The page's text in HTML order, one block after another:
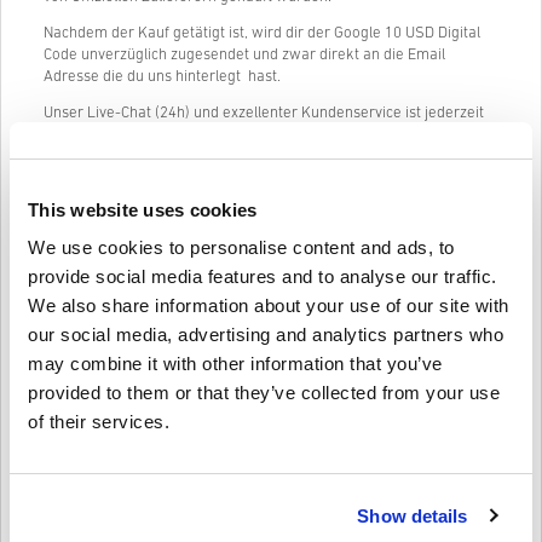
This website uses cookies
We use cookies to personalise content and ads, to
provide social media features and to analyse our traffic.
We also share information about your use of our site with
our social media, advertising and analytics partners who
may combine it with other information that you’ve
provided to them or that they’ve collected from your use
of their services.
Show details
Nachdem der Kauf getätigt ist, wird dir der Google 10 USD Digital
Code unverzüglich zugesendet und zwar direkt an die Email
Adresse die du uns hinterlegt hast.
Unser Live-Chat (24h) und exzellenter Kundenservice ist jederzeit
solltest.
Formulare oder Befragungen, es wird lediglich um eine Email
der Kauf von Google 10 USD auf livecards.net schnell und einfach
erledigt sein.
So funktioniert es bei Livecards.net
Neu bei Livecards.net? Digitale Codes zu kaufen ist schnell und
Disclaimer
VorbestellungProdukte werden spätestens am
Produkte die auf Lager sind werden dir umgehend, nach
10